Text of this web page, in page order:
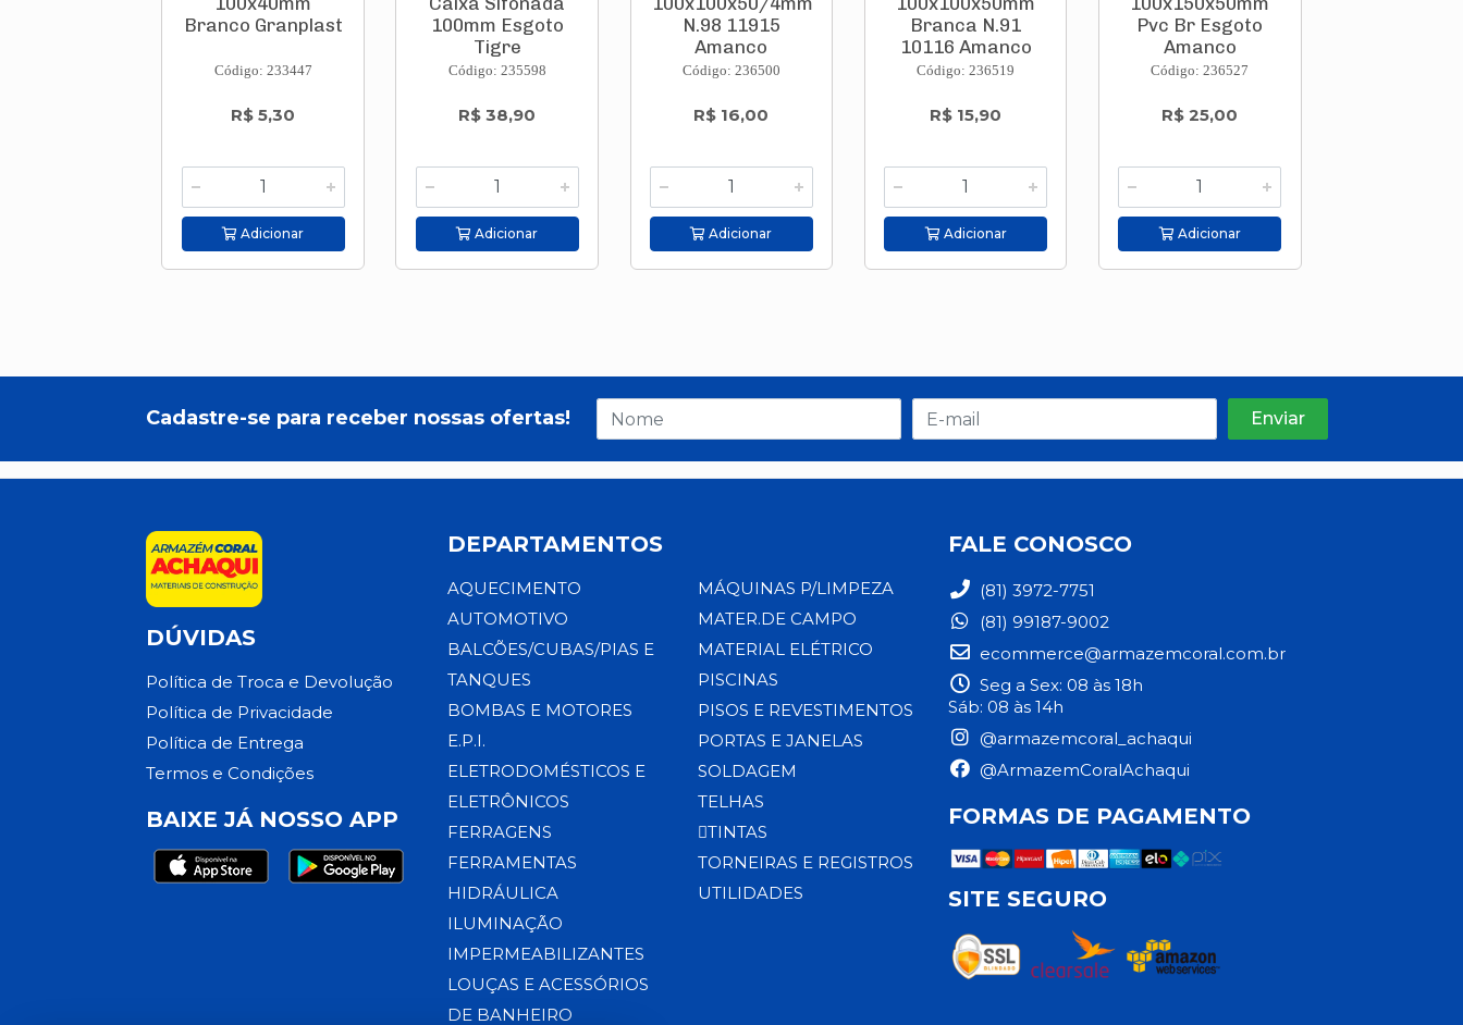
Branco Granplast
Código: 233447
R$ 5,30
Adicionar
100mm Esgoto
Tigre
Código: 235598
R$ 38,90
Adicionar
N.98 11915
Amanco
Código: 236500
R$ 16,00
Adicionar
Branca N.91
10116 Amanco
Código: 236519
R$ 15,90
Adicionar
Pvc Br Esgoto
Amanco
Código: 236527
R$ 25,00
Adicionar
Cadastre-se para receber nossas ofertas!
DÚVIDAS
Política de Troca e Devolução
Política de Privacidade
Política de Entrega
Termos e Condições
BAIXE JÁ NOSSO APP
DEPARTAMENTOS
AQUECIMENTO
AUTOMOTIVO
BALCÕES/CUBAS/PIAS E
TANQUES
BOMBAS E MOTORES
E.P.I.
ELETRODOMÉSTICOS E
ELETRÔNICOS
FERRAGENS
FERRAMENTAS
HIDRÁULICA
ILUMINAÇÃO
IMPERMEABILIZANTES
LOUÇAS E ACESSÓRIOS
DE BANHEIRO
MÁQUINAS P/LIMPEZA
MATER.DE CAMPO
MATERIAL ELÉTRICO
PISCINAS
PISOS E REVESTIMENTOS
PORTAS E JANELAS
SOLDAGEM
TELHAS
TINTAS
TORNEIRAS E REGISTROS
UTILIDADES
FALE CONOSCO
(81) 3972-7751
(81) 99187-9002
ecommerce@armazemcoral.com.br
Seg a Sex: 08 às 18h
Sáb: 08 às 14h
@armazemcoral_achaqui
@ArmazemCoralAchaqui
FORMAS DE PAGAMENTO
SITE SEGURO